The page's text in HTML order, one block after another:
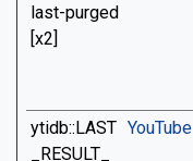
last-purged
[x2]
ytidb::LAST
_RESULT_
YouTube